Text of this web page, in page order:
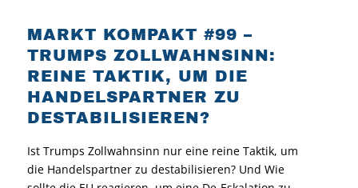
MARKT KOMPAKT #99 –
TRUMPS ZOLLWAHNSINN:
REINE TAKTIK, UM DIE
HANDELSPARTNER ZU
DESTABILISIEREN?
Ist Trumps Zollwahnsinn nur eine reine Taktik, um
die Handelspartner zu destabilisieren? Und Wie